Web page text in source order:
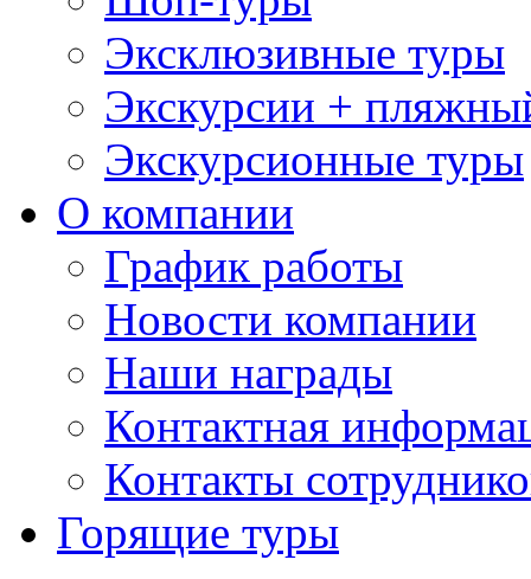
Эксклюзивные туры
Экскурсии +
Экскурсионные туры
О компании
График работы
Новости компании
Наши награды
Контактная
Контакты
Горящие туры